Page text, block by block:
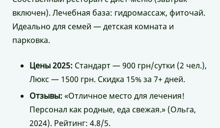
включен). Лечебная база: гидромассаж, фиточай.
Идеально для семей — детская комната и
парковка.
Цены 2025: Стандарт — 900 грн/сутки (2 чел.),
Люкс — 1500 грн. Скидка 15% за 7+ дней.
Отзывы: «Отличное место для лечения!
Персонал как родные, еда свежая.» (Ольга,
2024). Рейтинг: 4.8/5.